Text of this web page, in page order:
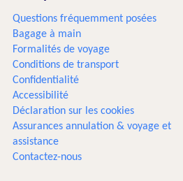
Questions fréquemment posées
Bagage à main
Formalités de voyage
Conditions de transport
Confidentialité
Accessibilité
Déclaration sur les cookies
Assurances annulation & voyage et
assistance
Contactez-nous